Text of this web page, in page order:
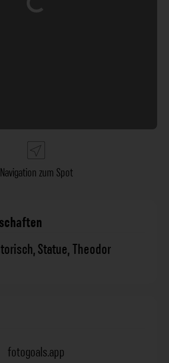
Navigation zum Spot
,Statue,Theodor
fotogoals.app